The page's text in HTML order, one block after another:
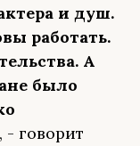
и душ.
работать.
А
было
, - говорит